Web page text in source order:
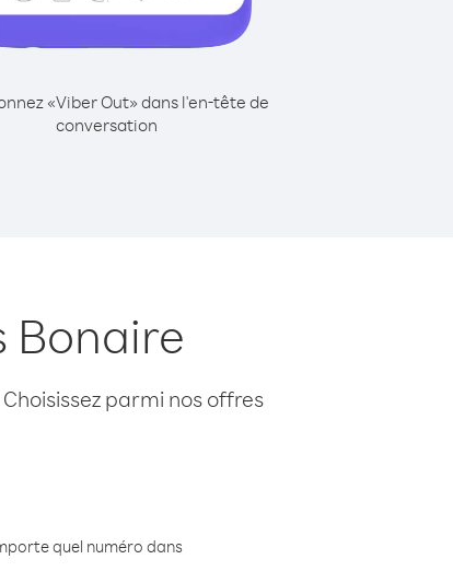
«Viber Out» dans l'en-tête de
conversation
Bonaire
parmi nos offres
quel numéro dans